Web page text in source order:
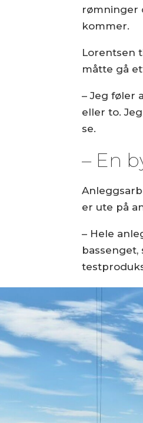
rømninger
kommer.
Lorentsen
måtte gå
– Jeg føler
eller to.
se.
– En
er ute på
– Hele